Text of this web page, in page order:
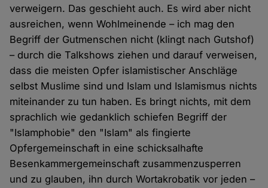
verweigern. Das geschieht auch. Es wird aber nicht
ausreichen, wenn Wohlmeinende – ich mag den
Begriff der Gutmenschen nicht (klingt nach Gutshof)
– durch die Talkshows ziehen und darauf verweisen,
dass die meisten Opfer islamistischer Anschläge
selbst Muslime sind und Islam und Islamismus nichts
miteinander zu tun haben. Es bringt nichts, mit dem
sprachlich wie gedanklich schiefen Begriff der
"Islamphobie" den "Islam" als fingierte
Opfergemeinschaft in eine schicksalhafte
Besenkammergemeinschaft zusammenzusperren
und zu glauben, ihn durch Wortakrobatik vor jeden –